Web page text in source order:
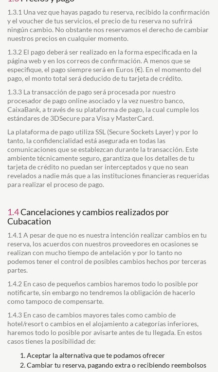
1.3.1 Una vez que hayas pagado tu reserva, recibido la confirmación
y el voucher de tus servicios, el precio de tu reserva no sufrirá
ningún cambio. No obstante nos reservamos el derecho de cambiar
nuestros precios en cualquier momento.
1.3.2 El pago deberá ser realizado en la forma especificada en la
página web y en los correos de confirmación. A menos que se
especifique, el pago siempre será en Euros (€). En el momento del
pago, el monto total será deducido de tu tarjeta de crédito.
1.3.3 La transacción de pago será procesada por nuestro
procesador de pago online asociado y la vez nuestro banco,
CaixaBank, a través de su plataforma de pago, la cual cumple los
estándares de 3DSecure para Visa y MasterCard.
La plataforma de pago utiliza SSL (Secure Sockets Layer) y por lo
tanto, la confidencialidad está asegurada en todas las
comunicaciones que se establezcan durante la transacción. Este
ambiente técnicamente seguro, garantiza que los detalles de tu
tarjeta de crédito no puedan ser interceptados y que no sean
revelados a nadie más que a las instituciones financieras requeridas
para realizar el proceso de pago.
1.4Cancelaciones y cambios realizados por
Cubacation
1.4.1 A pesar de que no es nuestra intención realizar cambios en tu
reserva, los acuerdos con nuestros proveedores en ocasiones se
realizan con mucho tiempo de antelación y por lo tanto no
podemos tener el control de posibles cambios hechos por terceras
partes.
1.4.2 En caso de pequeños cambios haremos todo lo posible por
notificarte, sin embargo no tendremos la obligación de hacerlo
como tampoco de compensarte.
1.4.3 En caso de cambios mayores tales como cambio de
hotel/resort o cambios en el alojamiento a categorías inferiores,
haremos todo lo posible por avisarte antes de tu llegada. En estos
casos tienes la posibilidad de:
Aceptar la alternativa que te podamos ofrecer
Cambiar tu reserva, pagando extra o recibiendo reembolsos